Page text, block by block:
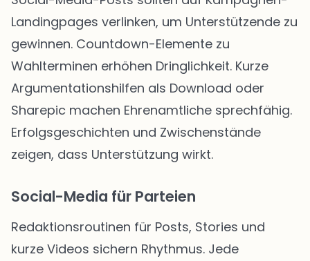
Landingpages verlinken, um Unterstützende zu
gewinnen. Countdown-Elemente zu
Wahlterminen erhöhen Dringlichkeit. Kurze
Argumentationshilfen als Download oder
Sharepic machen Ehrenamtliche sprechfähig.
Erfolgsgeschichten und Zwischenstände
zeigen, dass Unterstützung wirkt.
Social-Media für Parteien
Redaktionsroutinen für Posts, Stories und
kurze Videos sichern Rhythmus. Jede